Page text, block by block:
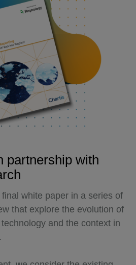
partnership with
white paper in a series of
that explore the evolution of
and the context in